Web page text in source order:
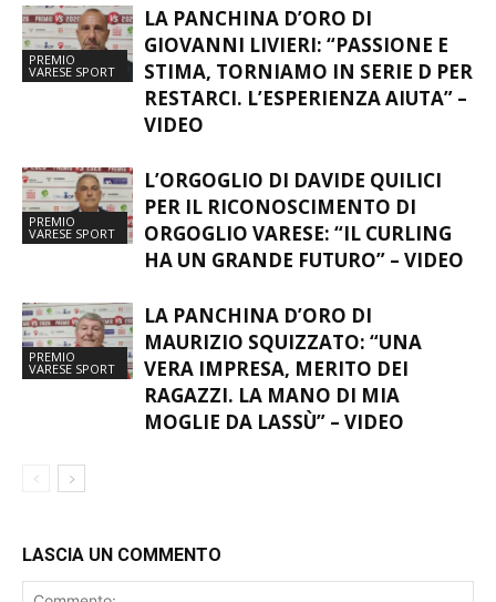
PREMIO
VARESE SPORT
LA PANCHINA D’ORO DI
GIOVANNI LIVIERI: “PASSIONE E
STIMA, TORNIAMO IN SERIE D PER
RESTARCI. L’ESPERIENZA AIUTA” –
VIDEO
PREMIO
VARESE SPORT
L’ORGOGLIO DI DAVIDE QUILICI
PER IL RICONOSCIMENTO DI
ORGOGLIO VARESE: “IL CURLING
HA UN GRANDE FUTURO” – VIDEO
PREMIO
VARESE SPORT
LA PANCHINA D’ORO DI
MAURIZIO SQUIZZATO: “UNA
VERA IMPRESA, MERITO DEI
RAGAZZI. LA MANO DI MIA
MOGLIE DA LASSÙ” – VIDEO
LASCIA UN COMMENTO